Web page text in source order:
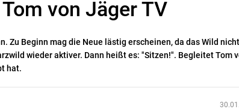
von Jäger TV
Zu Beginn mag die Neue lästig erscheinen, da das Wild nicht
wieder aktiver. Dann heißt es: "Sitzen!". Begleitet Tom
hat.